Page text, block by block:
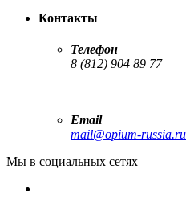
Контакты
Телефон
8 (812) 904 89 77
Email
mail@opium-russia.ru
Мы в социальных сетях